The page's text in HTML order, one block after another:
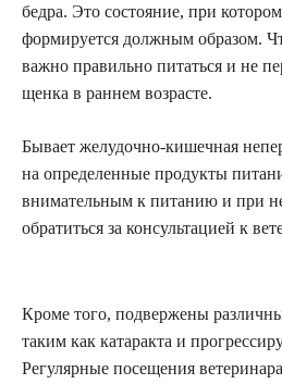
бедра. Это состояние, при
формируется должным образом.
важно правильно питаться и не
щенка в раннем возрасте.
Бывает желудочно-кишечная
на определенные продукты
внимательным к питанию и при
обратиться за консультацией к
Кроме того, подвержены
таким как катаракта и
Регулярные посещения